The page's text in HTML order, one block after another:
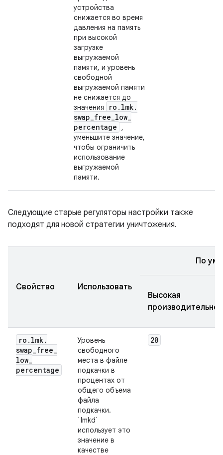
устройства
снижается во время
давления на память
при высокой
загрузке
выгружаемой
памяти, и уровень
свободной
выгружаемой памяти
не снижается до
значения
ro . lmk.
swap_free_low_
percentage
,
уменьшите значение,
чтобы ограничить
использование
выгружаемой
памяти.
Следующие старые регуляторы настройки также
подходят для новой стратегии уничтожения.
Свойство Использовать
По
Высокая
ro . lmk.
swap_free_
low_
percentage
Уровень
свободного
места в файле
подкачки в
процентах от
общего объема
файла
подкачки.
`lmkd`
использует это
значение в
качестве
20